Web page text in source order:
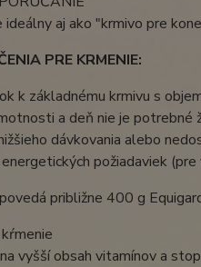
ideálny aj ako "krmivo pre
PRE KRMENIE:
k základnému krmivu s
a deň nie je potrebné
dávkovania alebo
požiadaviek
približne 400 g
vyšší obsah vitamínov a